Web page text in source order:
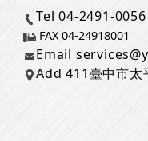
Tel 04-2491-0056
FAX 04-24918001
Email
Add 411臺中市太